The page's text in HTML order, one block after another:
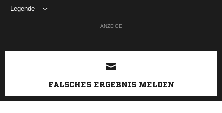
Legende
ANZEIGE
FALSCHES ERGEBNIS MELDEN